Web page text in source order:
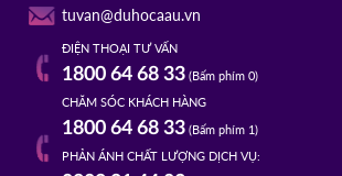
tuvan@duhocaau.vn
ĐIỆN THOẠI TƯ VẤN
1800 64 68 33(Bấm phím 0)
CHĂM SÓC KHÁCH HÀNG
1800 64 68 33(Bấm phím 1)
PHẢN ÁNH CHẤT LƯỢNG DỊCH VỤ: